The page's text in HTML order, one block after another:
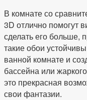
В комнате со
3D отлично помогут
сделать его больше,
такие обои
ванной комнате и
бассейна или
это прекрасная
свои фантазии.